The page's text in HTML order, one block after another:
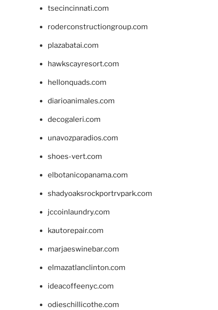
tsecincinnati.com
roderconstructiongroup.com
plazabatai.com
hawkscayresort.com
hellonquads.com
diarioanimales.com
decogaleri.com
unavozparadios.com
shoes-vert.com
elbotanicopanama.com
shadyoaksrockportrvpark.com
jccoinlaundry.com
kautorepair.com
marjaeswinebar.com
elmazatlanclinton.com
ideacoffeenyc.com
odieschillicothe.com